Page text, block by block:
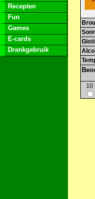
Recepten
Fun
Games
E-cards
Drankgebruik
10